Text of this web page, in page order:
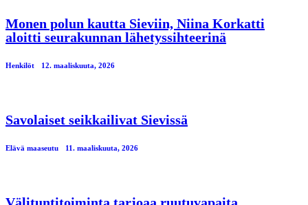
Monen polun kautta Sieviin, Niina Korkatti
aloitti seurakunnan lähetyssihteerinä
Henkilöt 12. maaliskuuta, 2026
Savolaiset seikkailivat Sievissä
Elävä maaseutu 11. maaliskuuta, 2026